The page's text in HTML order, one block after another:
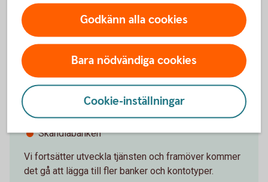
Vilka banker kan du lägga till?
I dagsläget går det att lägga till transaktionskonton
hos dessa banker:
Handelsbanken
ICA Banken
SEB
Skandiabanken
Vi fortsätter utveckla tjänsten och framöver kommer
det gå att lägga till fler banker och kontotyper.
Godkänn alla cookies
Bara nödvändiga cookies
Cookie-inställningar